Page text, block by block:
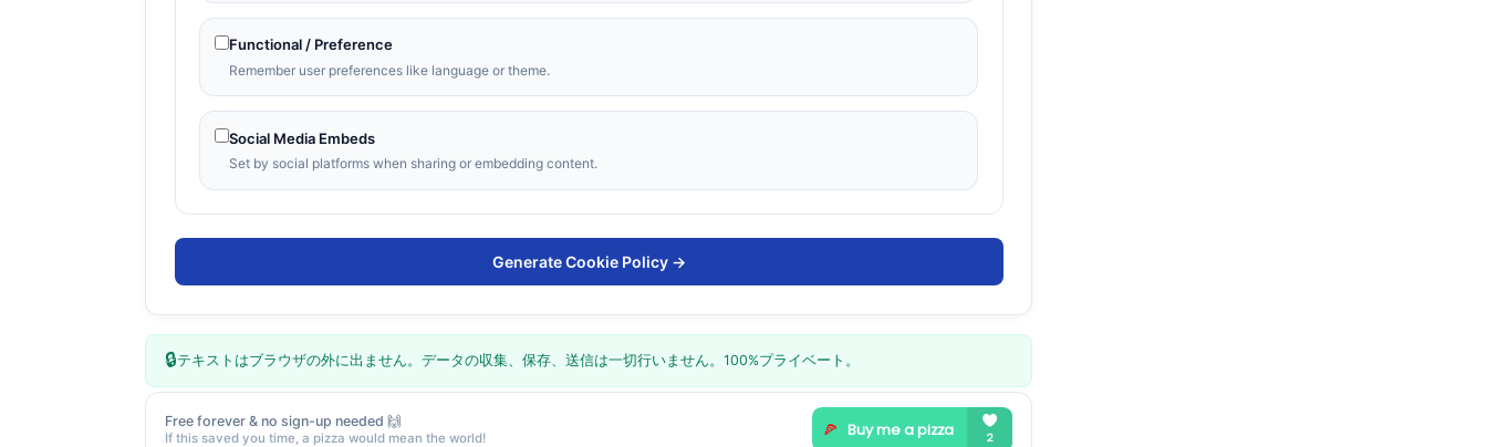
Functional / Preference
Remember user preferences like language or theme.
Social Media Embeds
Set by social platforms when sharing or embedding content.
Generate Cookie Policy →
🔒テキストはブラウザの外に出ません。データの収集、保存、送信は一切行いません。100%プライベート。
Free forever & no sign-up needed 🙌
If this saved you time, a pizza would mean the world!